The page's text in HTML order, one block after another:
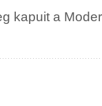
kapuit a